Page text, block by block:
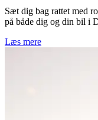
Sæt dig bag rattet med
på både dig og din bil i
Læs mere